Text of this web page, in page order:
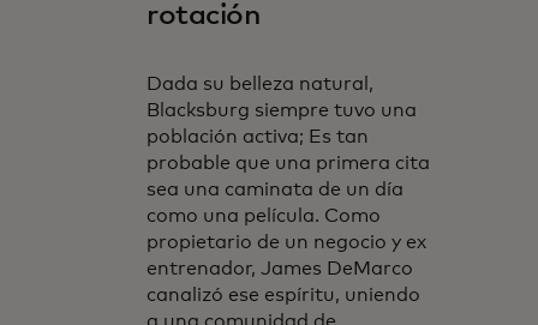
rotación
Dada su belleza natural,
Blacksburg siempre tuvo una
población activa; Es tan
probable que una primera cita
sea una caminata de un día
como una película. Como
propietario de un negocio y ex
entrenador, James DeMarco
canalizó ese espíritu, uniendo